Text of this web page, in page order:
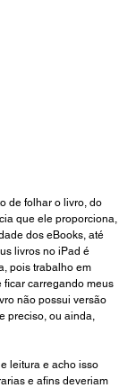
de folhar o livro, do
que ele proporciona,
dos eBooks, até
livros no iPad é
pois trabalho em
ficar carregando meus
não possui versão
preciso, ou ainda,
leitura e acho isso
e afins deveriam